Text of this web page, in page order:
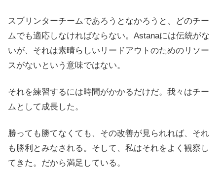
スプリンターチームであろうとなかろうと、どのチー
ムでも適応しなければならない。Astanaには伝統がな
いが、それは素晴らしいリードアウトのためのリソー
スがないという意味ではない。
それを練習するには時間がかかるだけだ。我々はチー
ムとして成長した。
勝っても勝てなくても、その改善が見られれば、それ
も勝利とみなされる。そして、私はそれをよく観察し
てきた。だから満足している。